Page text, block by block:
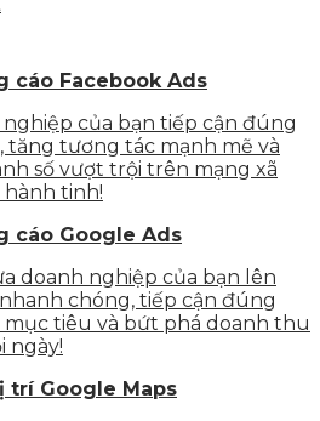
cáo Facebook Ads
của bạn tiếp cận đúng
tăng tương tác mạnh mẽ và
số vượt trội trên mạng xã
hành tinh!
cáo Google Ads
doanh nghiệp của bạn lên
chóng, tiếp cận đúng
mục tiêu và bứt phá doanh thu
ngày!
trí Google Maps